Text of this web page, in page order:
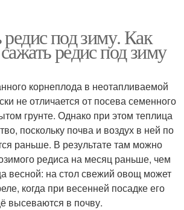
под зиму. Как
редис под зиму
корнеплода в неотапливаемой
не отличается от посева семенного
грунте. Однако при этом теплица
поскольку почва и воздух в ней по
раньше. В результате там можно
редиса на месяц раньше, чем
весной: на стол свежий овощ может
когда при весенней посадке его
высеваются в почву.